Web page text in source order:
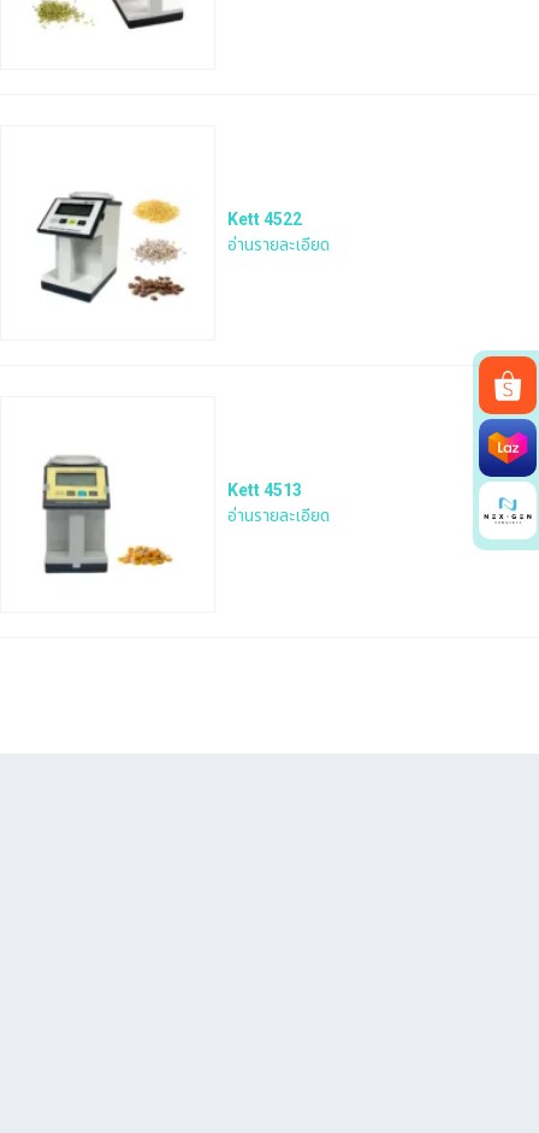
for:
Kett 4522
อ่านรายละเอียด
Kett 4513
อ่านรายละเอียด